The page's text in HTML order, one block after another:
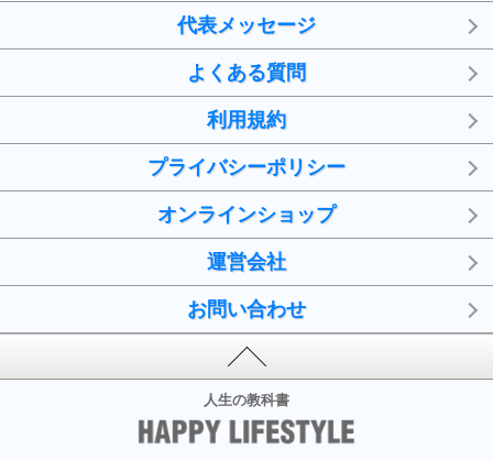
代表メッセージ
よくある質問
利用規約
プライバシーポリシー
オンラインショップ
運営会社
お問い合わせ
人生の教科書